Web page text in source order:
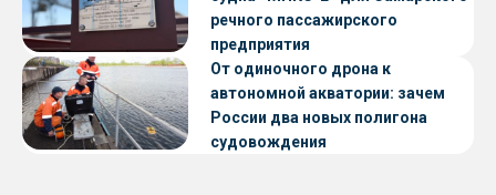
речного пассажирского
предприятия
От одиночного дрона к
автономной акватории: зачем
России два новых полигона
судовождения